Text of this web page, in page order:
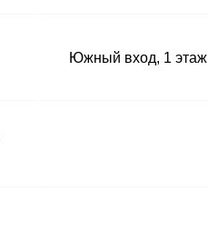
Южный вход, 1 этаж